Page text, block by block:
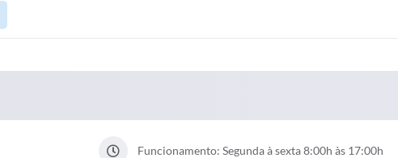
Funcionamento: Segunda à sexta 8:00h às 17:00h